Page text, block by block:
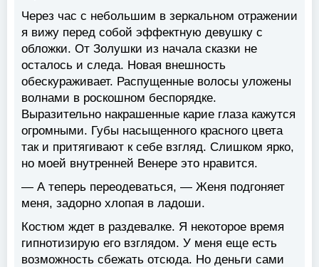
Через час с небольшим в зеркальном отражении
я вижу перед собой эффектную девушку с
обложки. От Золушки из начала сказки не
осталось и следа. Новая внешность
обескураживает. Распущенные волосы уложены
волнами в роскошном беспорядке.
Выразительно накрашенные карие глаза кажутся
огромными. Губы насыщенного красного цвета
так и притягивают к себе взгляд. Слишком ярко,
но моей внутренней Венере это нравится.
— А теперь переодеваться, — Женя подгоняет
меня, задорно хлопая в ладоши.
Костюм ждет в раздевалке. Я некоторое время
гипнотизирую его взглядом. У меня еще есть
возможность сбежать отсюда. Но деньги сами